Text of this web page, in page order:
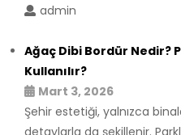
admin
Ağaç Dibi Bordür Nedir?
Kullanılır?
Mart 3, 2026
Şehir estetiği, yalnızca